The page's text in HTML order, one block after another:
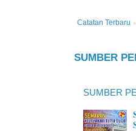
Catatan Terbaru
SUMBER
SUMBER